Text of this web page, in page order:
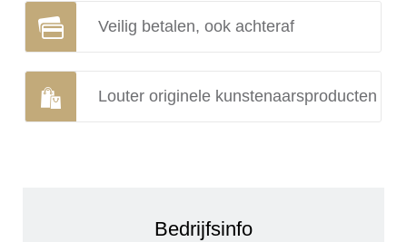
Veilig betalen, ook achteraf
Louter originele kunstenaarsproducten
Bedrijfsinfo